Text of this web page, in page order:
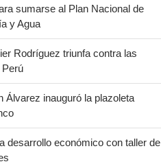
sumarse al Plan Nacional de
y Agua
Rodríguez triunfa contra las
Álvarez inauguró la plazoleta
desarrollo económico con taller de